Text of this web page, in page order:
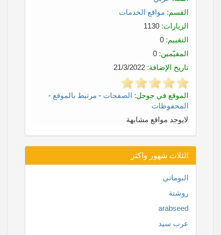
القسم: مواقع الخدمات
الزيارات:
التقييم:
المقيّمين:
تاريخ الإضافة:
الموقع في جوجل: الصفحات - مرتبط بالموقع -
المحفوظات
لايوجد مواقع مشابهة
الثلاث شهور واكثر
البوماتي
روشتة
arabseed
عرب سيد